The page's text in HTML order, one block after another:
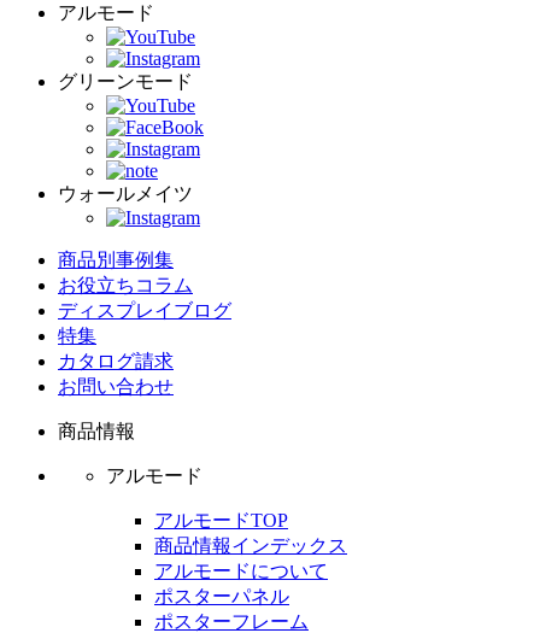
アルモード
グリーンモード
ウォールメイツ
商品別事例集
お役立ちコラム
ディスプレイブログ
特集
カタログ請求
お問い合わせ
商品情報
アルモード
アルモードTOP
商品情報インデックス
アルモードについて
ポスターパネル
ポスターフレーム